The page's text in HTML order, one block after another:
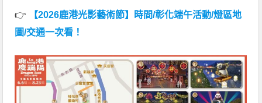
👉
【2026鹿港光影藝術節】時間/彰化端午活動/燈區地
圖/交通一次看！